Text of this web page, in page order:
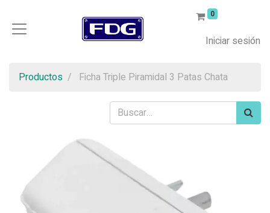
0
Iniciar sesión
Productos Ficha Triple Piramidal 3 Patas Chata